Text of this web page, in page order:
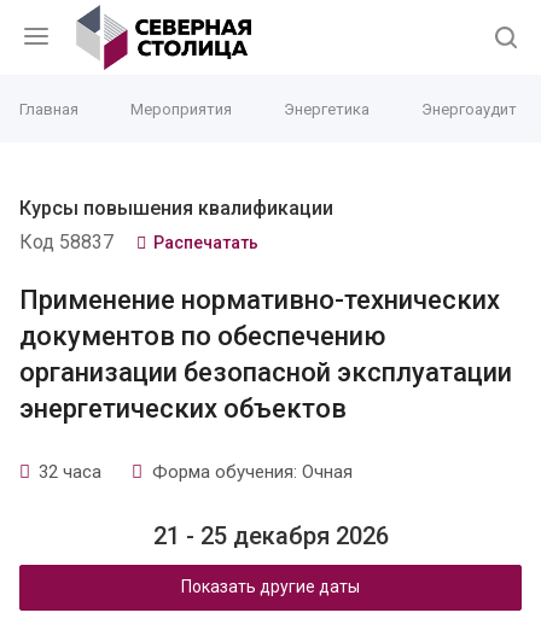
Главная Мероприятия Энергетика Энергоаудит
Курсы повышения квалификации
Код 58837
Распечатать
Применение нормативно-технических
документов по обеспечению
организации безопасной эксплуатации
энергетических объектов
32 часа Форма обучения: Очная
21 - 25 декабря 2026
Показать другие даты